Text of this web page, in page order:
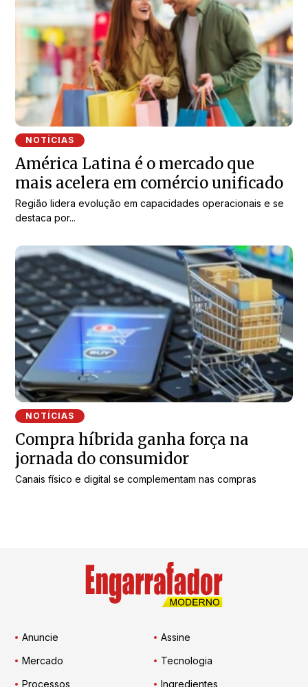
NOTÍCIAS
América Latina é o mercado que
mais acelera em comércio unificado
Região lidera evolução em capacidades operacionais e se
destaca por...
NOTÍCIAS
Compra híbrida ganha força na
jornada do consumidor
Canais físico e digital se complementam nas compras
Anuncie
Assine
Mercado
Tecnologia
Processos
Ingredientes